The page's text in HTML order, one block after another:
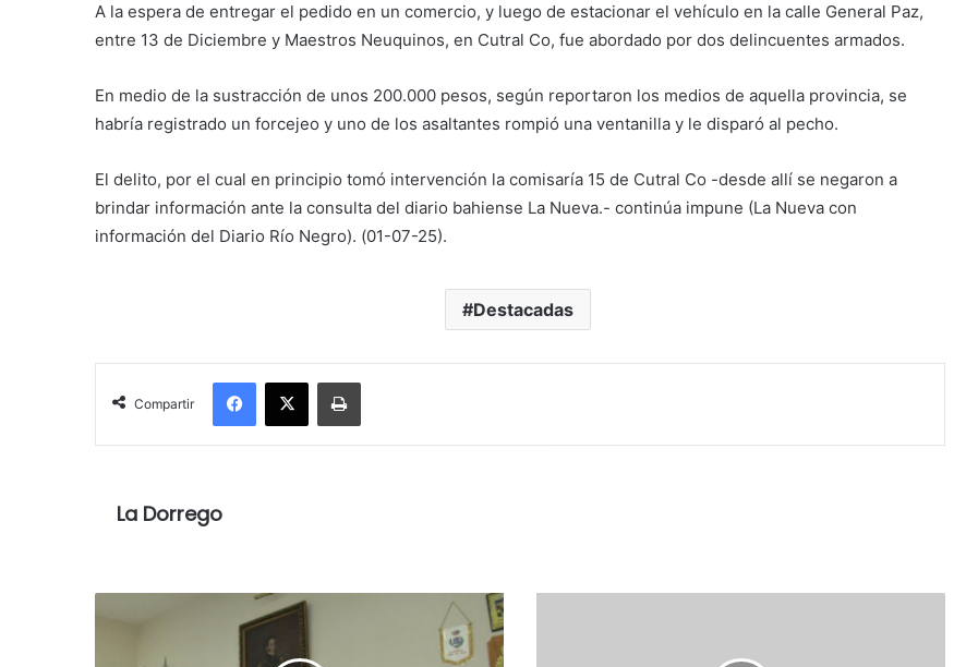
A la espera de entregar el pedido en un comercio, y luego de estacionar el vehículo en la calle General Paz,
entre 13 de Diciembre y Maestros Neuquinos, en Cutral Co, fue abordado por dos delincuentes armados.
En medio de la sustracción de unos 200.000 pesos, según reportaron los medios de aquella provincia, se
habría registrado un forcejeo y uno de los asaltantes rompió una ventanilla y le disparó al pecho.
El delito, por el cual en principio tomó intervención la comisaría 15 de Cutral Co -desde allí se negaron a
brindar información ante la consulta del diario bahiense La Nueva.- continúa impune (La Nueva con
información del Diario Río Negro). (01-07-25).
Destacadas
Compartir
Facebook
X Imprimir
La Dorrego